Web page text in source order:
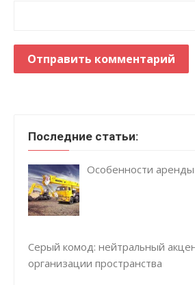
Последние статьи:
Особенности
Серый комод: нейтральный
организации пространства